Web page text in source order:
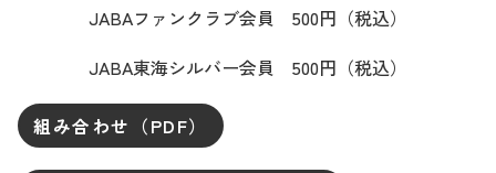
JABAファンクラブ会員 500円（税込）
JABA東海シルバー会員 500円（税込）
組み合わせ（PDF）